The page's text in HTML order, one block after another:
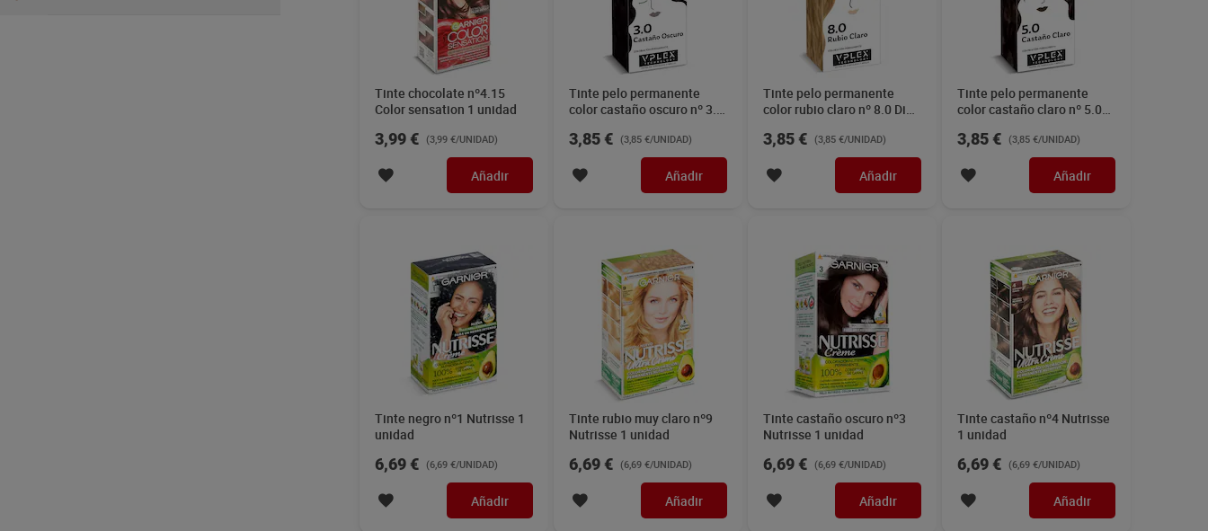
Tinte chocolate nº4.15
Color sensation 1 unidad
3,99 € (3,99 €/UNIDAD)
Añadir
Tinte pelo permanente
color castaño oscuro nº 3.0
3,85 € (3,85 €/UNIDAD)
Añadir
Tinte pelo permanente
color rubio claro nº 8.0 Dia
3,85 € (3,85 €/UNIDAD)
Añadir
Tinte pelo permanente
color castaño claro nº 5.0
3,85 € (3,85 €/UNIDAD)
Añadir
Tinte negro nº1 Nutrisse 1
unidad
6,69 € (6,69 €/UNIDAD)
Añadir
Tinte rubio muy claro nº9
Nutrisse 1 unidad
6,69 € (6,69 €/UNIDAD)
Añadir
Tinte castaño oscuro nº3
Nutrisse 1 unidad
6,69 € (6,69 €/UNIDAD)
Añadir
Tinte castaño nº4 Nutrisse
1 unidad
6,69 € (6,69 €/UNIDAD)
Añadir